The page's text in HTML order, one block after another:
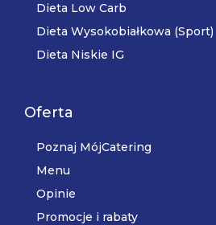
Dieta Low Carb
Dieta Wysokobiałkowa (Sport)
Dieta Niskie IG
Oferta
Poznaj MójCatering
Menu
Opinie
Promocje i rabaty